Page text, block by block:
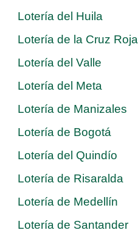
Lotería del Huila
Lotería de la Cruz Roja
Lotería del Valle
Lotería del Meta
Lotería de Manizales
Lotería de Bogotá
Lotería del Quindío
Lotería de Risaralda
Lotería de Medellín
Lotería de Santander